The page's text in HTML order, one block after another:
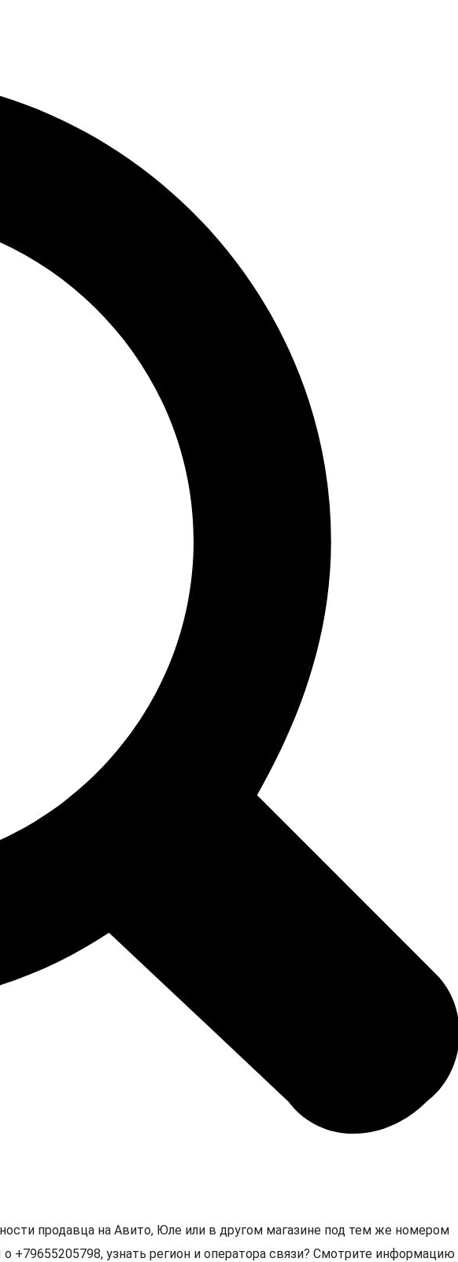
продавца на Авито, Юле или в другом магазине под тем же номером
+79655205798, узнать регион и оператора связи? Смотрите информацию